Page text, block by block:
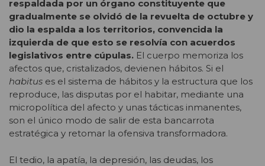
respaldada por un órgano constituyente que
gradualmente se olvidó de la revuelta de octubre y
dio la espalda a los territorios, convencida la
izquierda de que esto se resolvía con acuerdos
legislativos entre cúpulas. El cuerpo memoriza los
afectos que, cristalizados, devienen hábitos. Si el
habitus es el sistema de hábitos y la estructura que los
reproduce, las disputas por el habitar, mediante una
micropolítica del afecto y unas tácticas inmanentes,
son el único modo de salir de esta bancarrota
estratégica y retomar la ofensiva transformadora.
El tedio, la apatía, la depresión, las deudas, los